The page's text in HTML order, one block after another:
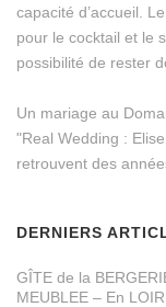
capacité d’accueil.
pour le cocktail et le
possibilité de rester
Un mariage au
"Real Wedding :
retrouvent des
DERNIERS
GÎTE de la
MEUBLEE – En